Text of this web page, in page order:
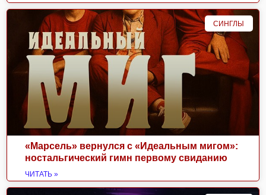
СИНГЛЫ
«Марсель» вернулся с «Идеальным мигом»:
ностальгический гимн первому свиданию
ЧИТАТЬ »